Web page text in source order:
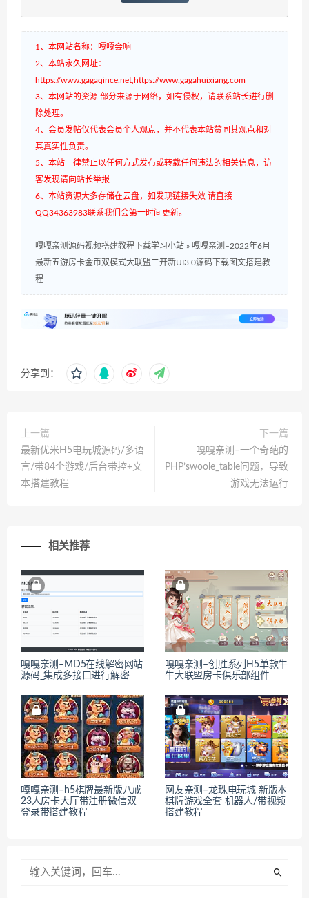
1、本网站名称：嘎嘎会响
2、本站永久网址：
https://www.gagaqince.net,https://www.gagahuixiang.com
3、本网站的资源 部分来源于网络，如有侵权，请联系站长进行删
除处理。
4、会员发帖仅代表会员个人观点，并不代表本站赞同其观点和对
其真实性负责。
5、本站一律禁止以任何方式发布或转载任何违法的相关信息，访
客发现请向站长举报
6、本站资源大多存储在云盘，如发现链接失效 请直接
QQ34363983联系我们会第一时间更新。
嘎嘎亲测源码视频搭建教程下载学习小站 » 嘎嘎亲测–2022年6月
最新五游房卡金币双模式大联盟二开新UI3.0源码下载图文搭建教
程
分享到：
上一篇
最新优米H5电玩城源码/多语
言/带84个游戏/后台带控+文
本搭建教程
下一篇
嘎嘎亲测–一个奇葩的
PHP’swoole_table问题，导致
游戏无法运行
相关推荐
嘎嘎亲测–MD5在线解密网站
源码_集成多接口进行解密
嘎嘎亲测–创胜系列H5单款牛
牛大联盟房卡俱乐部组件
嘎嘎亲测–h5棋牌最新版八戒
23人房卡大厅带注册微信双
登录带搭建教程
网友亲测–龙珠电玩城 新版本
棋牌游戏全套 机器人/带视频
搭建教程